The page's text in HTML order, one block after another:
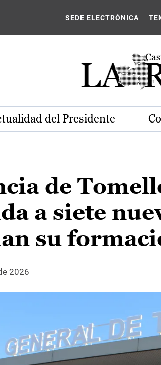
SEDE ELECTRÓNICA
del Presidente
de
a siete
su
2026